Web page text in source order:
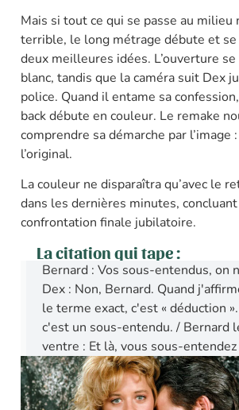
Mais si tout ce qui se passe au milieu
terrible, le long métrage débute et se
deux meilleures idées. L’ouverture
blanc, tandis que la caméra suit Dex
police. Quand il entame sa
back débute en couleur. Le remake
comprendre sa démarche par l’image
l’original.
La couleur ne disparaîtra qu’avec le
dans les dernières minutes,
confrontation finale jubilatoire.
La citation qui tape :
Bernard : Vos sous-entendus, on
Dex : Non, Bernard. Quand
le terme exact, c'est « déduction
c'est un sous-entendu. / Bernard
ventre : Et là, vous sous-entendez